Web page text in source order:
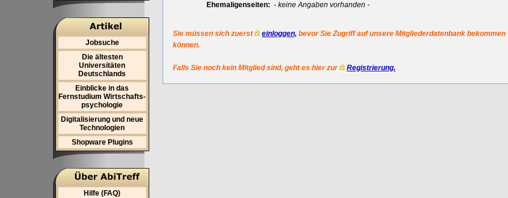
Jobsuche
Die ältesten
Universitäten
Deutschlands
Einblicke in das
Fernstudium Wirtschafts-
psychologie
Digitalisierung und neue
Technologien
Shopware Plugins
Hilfe (FAQ)
Ehemaligenseiten: - keine Angaben vorhanden -
Sie müssen sich zuerst einloggen, bevor Sie Zugriff auf unsere Mitgliederdatenbank bekommen
können.
Falls Sie noch kein Mitglied sind, geht es hier zur Registrierung.